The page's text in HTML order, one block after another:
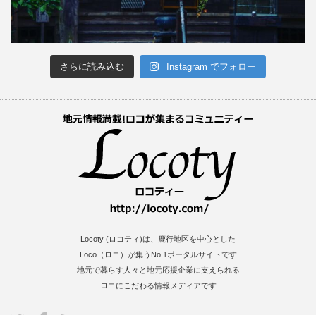
さらに読み込む Instagram でフォロー
Locoty (ロコティ)は、鹿行地区を中心とした
Loco（ロコ）が集うNo.1ポータルサイトです
地元で暮らす人々と地元応援企業に支えられる
ロコにこだわる情報メディアです